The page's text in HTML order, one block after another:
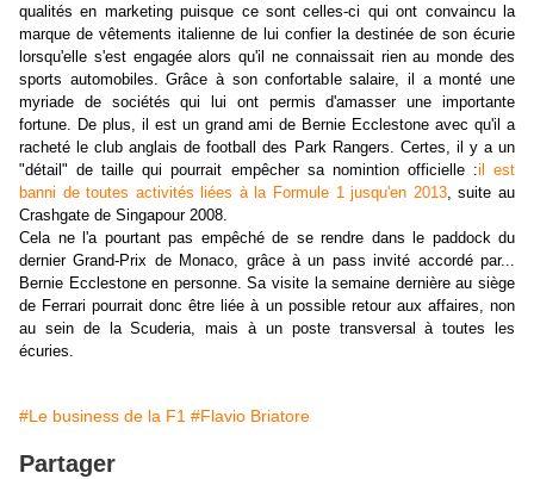
qualités en marketing puisque ce sont celles-ci qui ont convaincu la
marque de vêtements italienne de lui confier la destinée de son écurie
lorsqu'elle s'est engagée alors qu'il ne connaissait rien au monde des
sports automobiles. Grâce à son confortable salaire, il a monté une
myriade de sociétés qui lui ont permis d'amasser une importante
fortune. De plus, il est un grand ami de Bernie Ecclestone avec qu'il a
racheté le club anglais de football des Park Rangers. Certes, il y a un
"détail" de taille qui pourrait empêcher sa nomintion officielle :il est
banni de toutes activités liées à la Formule 1 jusqu'en 2013, suite au
Crashgate de Singapour 2008.
Cela ne l'a pourtant pas empêché de se rendre dans le paddock du
dernier Grand-Prix de Monaco, grâce à un pass invité accordé par...
Bernie Ecclestone en personne. Sa visite la semaine dernière au siège
de Ferrari pourrait donc être liée à un possible retour aux affaires, non
au sein de la Scuderia, mais à un poste transversal à toutes les
écuries.
#Le business de la F1 #Flavio Briatore
Partager